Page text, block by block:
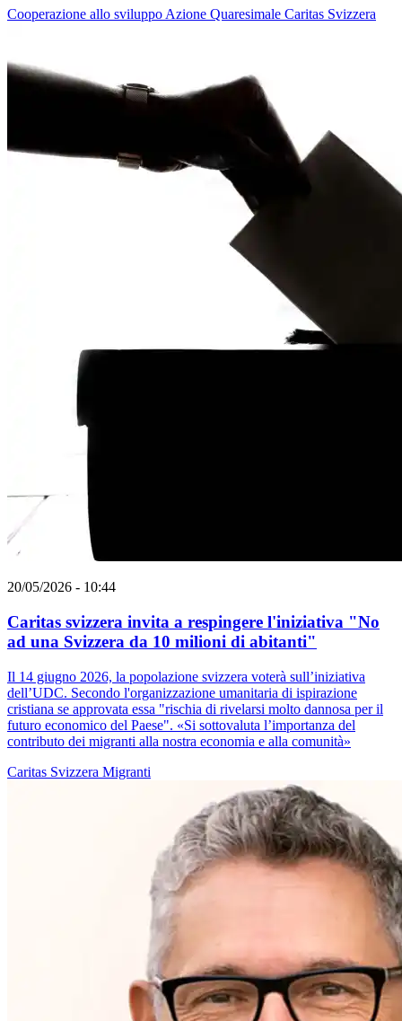
Cooperazione allo sviluppoAzione Quaresimale Caritas Svizzera
20/05/2026 - 10:44
Caritas svizzera invita a respingere l'iniziativa "No
ad una Svizzera da 10 milioni di abitanti"
Il 14 giugno 2026, la popolazione svizzera voterà sull’iniziativa
dell’UDC. Secondo l'organizzazione umanitaria di ispirazione
cristiana se approvata essa "rischia di rivelarsi molto dannosa per il
futuro economico del Paese". «Si sottovaluta l’importanza del
contributo dei migranti alla nostra economia e alla comunità»
Caritas Svizzera Migranti